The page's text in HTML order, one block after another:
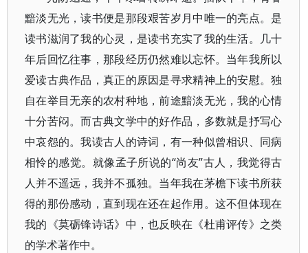
黯淡无光，读书便是那段艰苦岁月中唯一的亮点。是
读书滋润了我的心灵，是读书充实了我的生活。几十
年后回忆往事，那段经历仍然难以忘怀。当年我所以
爱读古典作品，真正的原因是寻求精神上的安慰。独
自在举目无亲的农村种地，前途黯淡无光，我的心情
十分苦闷。而古典文学中的好作品，多数就是抒写心
中哀怨的。我读古人的诗词，有一种似曾相识、同病
相怜的感觉。就像孟子所说的“尚友”古人，我觉得古
人并不遥远，我并不孤独。当年我在茅檐下读书所获
得的那份感动，直到现在还在起作用。这不但体现在
我的《莫砺锋诗话》中，也反映在《杜甫评传》之类
的学术著作中。